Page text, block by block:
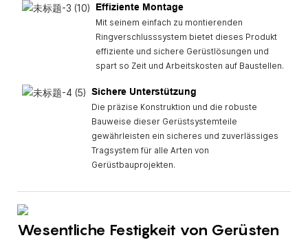
Effiziente Montage
Mit seinem einfach zu montierenden
Ringverschlusssystem bietet dieses Produkt
effiziente und sichere Gerüstlösungen und
spart so Zeit und Arbeitskosten auf Baustellen.
Sichere Unterstützung
Die präzise Konstruktion und die robuste
Bauweise dieser Gerüstsystemteile
gewährleisten ein sicheres und zuverlässiges
Tragsystem für alle Arten von
Gerüstbauprojekten.
Wesentliche Festigkeit von Gerüsten